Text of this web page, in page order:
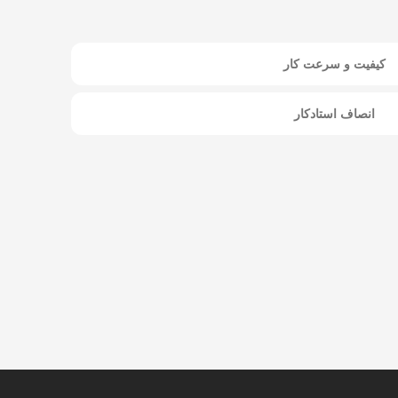
کیفیت و سرعت کار
انصاف استادکار